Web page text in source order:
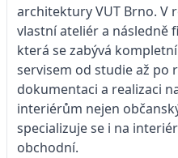
architektury VUT Brno. V
vlastní ateliér a následně
která se zabývá
servisem od studie až po
dokumentaci a realizaci
interiérům nejen
specializuje se i na
obchodní.